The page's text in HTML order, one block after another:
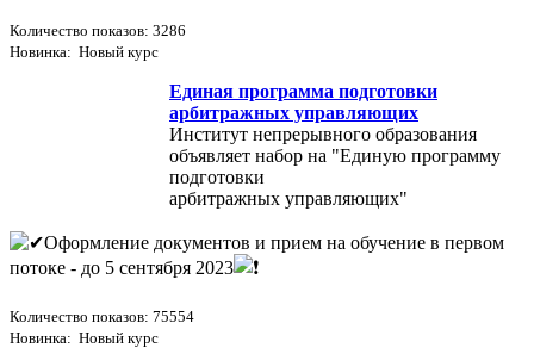
Количество показов: 3286
Новинка: Новый курс
Единая программа подготовки
арбитражных управляющих
Институт непрерывного образования
объявляет набор на "Единую программу
подготовки
арбитражных управляющих"
Оформление документов и прием на обучение в первом
потоке - до 5 сентября 2023
Количество показов: 75554
Новинка: Новый курс